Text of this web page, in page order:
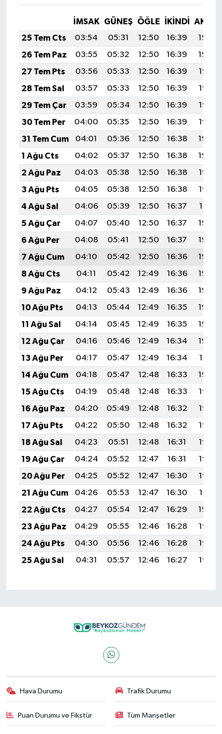
İMSAK GÜNEŞ ÖĞLE İKINDI
25 Tem Cts
03:54 05:31 12:50 16:39
19:59
26 Tem Paz
03:55 05:32 12:50 16:39
19:59
27 Tem Pts
03:56 05:33 12:50 16:39
19:58
28 Tem Sal
03:57 05:33 12:50 16:39
19:57
29 Tem Çar
03:59 05:34 12:50 16:39
19:56
30 Tem Per
04:00 05:35 12:50 16:39
19:55
31 Tem Cum
04:01 05:36 12:50 16:38
19:54
1 Ağu Cts
04:02 05:37 12:50 16:38
19:54
2 Ağu Paz
04:03 05:38 12:50 16:38
19:53
3 Ağu Pts
04:05 05:38 12:50 16:38
19:52
4 Ağu Sal
04:06 05:39 12:50 16:37
19:51
5 Ağu Çar
04:07 05:40 12:50 16:37
19:50
6 Ağu Per
04:08 05:41 12:50 16:37
19:49
7 Ağu Cum
04:10 05:42 12:50 16:36
19:48
8 Ağu Cts
04:11 05:42 12:49 16:36
19:46
9 Ağu Paz
04:12 05:43 12:49 16:36
19:45
10 Ağu Pts
04:13 05:44 12:49 16:35
19:44
11 Ağu Sal
04:14 05:45 12:49 16:35
19:43
12 Ağu Çar
04:16 05:46 12:49 16:34
19:42
13 Ağu Per
04:17 05:47 12:49 16:34
19:41
14 Ağu Cum
04:18 05:47 12:48 16:33
19:40
15 Ağu Cts
04:19 05:48 12:48 16:33
19:38
16 Ağu Paz
04:20 05:49 12:48 16:32
19:37
17 Ağu Pts
04:22 05:50 12:48 16:32
19:36
18 Ağu Sal
04:23 05:51 12:48 16:31
19:35
19 Ağu Çar
04:24 05:52 12:47 16:31
19:33
20 Ağu Per
04:25 05:52 12:47 16:30
19:32
21 Ağu Cum
04:26 05:53 12:47 16:30
19:31
22 Ağu Cts
04:27 05:54 12:47 16:29
19:29
23 Ağu Paz
04:29 05:55 12:46 16:28
19:28
24 Ağu Pts
04:30 05:56 12:46 16:28
19:27
25 Ağu Sal
04:31 05:57 12:46 16:27 19:25
Hava Durumu Trafik Durumu
Puan Durumu ve Fikstür Tüm Manşetler